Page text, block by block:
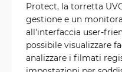
Protect, la torretta
gestione e un
all'interfaccia user-
possibile visualizzare
analizzare i filmati